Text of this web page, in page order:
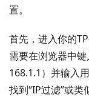
置。
首先，进入你的
需要在浏览器中
168.1.1）并输入
找到“IP过滤”或类